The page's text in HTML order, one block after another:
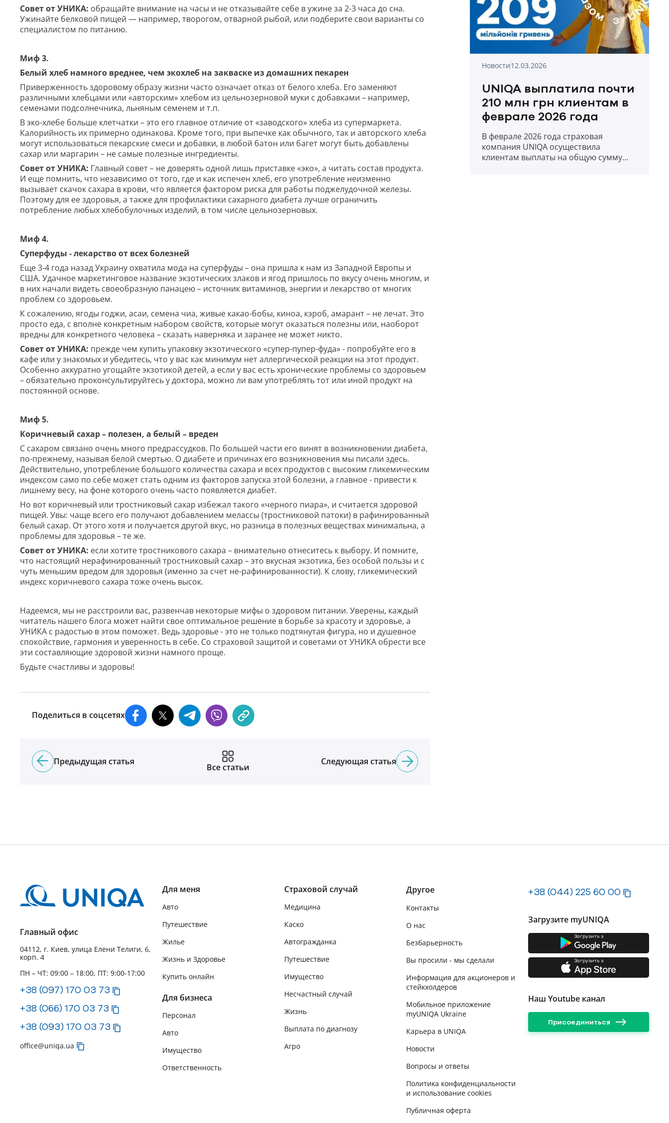
Совет от УНИКА: обращайте внимание на часы и не отказывайте себе в ужине за 2-3 часа до сна.
Ужинайте белковой пищей — например, творогом, отварной рыбой, или подберите свои варианты со
специалистом по питанию.
Миф 3.
Белый хлеб намного вреднее, чем экохлеб на закваске из домашних пекарен
Приверженность здоровому образу жизни часто означает отказ от белого хлеба. Его заменяют
различными хлебцами или «авторским» хлебом из цельнозерновой муки с добавками – например,
семенами подсолнечника, льняным семенем и т.п.
В эко-хлебе больше клетчатки – это его главное отличие от «заводского» хлеба из супермаркета.
Калорийность их примерно одинакова. Кроме того, при выпечке как обычного, так и авторского хлеба
могут использоваться пекарские смеси и добавки, в любой батон или багет могут быть добавлены
сахар или маргарин – не самые полезные ингредиенты.
Совет от УНИКА: Главный совет – не доверять одной лишь приставке «эко», а читать состав продукта.
И еще помнить, что независимо от того, где и как испечен хлеб, его употребление неизменно
вызывает скачок сахара в крови, что является фактором риска для работы поджелудочной железы.
Поэтому для ее здоровья, а также для профилактики сахарного диабета лучше ограничить
потребление любых хлебобулочных изделий, в том числе цельнозерновых.
Миф 4.
Суперфуды - лекарство от всех болезней
Еще 3-4 года назад Украину охватила мода на суперфуды – она пришла к нам из Западной Европы и
США. Удачное маркетинговое название экзотических злаков и ягод пришлось по вкусу очень многим, и
в них начали видеть своеобразную панацею – источник витаминов, энергии и лекарство от многих
проблем со здоровьем.
К сожалению, ягоды годжи, асаи, семена чиа, живые какао-бобы, киноа, кэроб, амарант – не лечат. Это
просто еда, с вполне конкретным набором свойств, которые могут оказаться полезны или, наоборот
вредны для конкретного человека – сказать наверняка и заранее не может никто.
Совет от УНИКА: прежде чем купить упаковку экзотического «супер-пупер-фуда» - попробуйте его в
кафе или у знакомых и убедитесь, что у вас как минимум нет аллергической реакции на этот продукт.
Особенно аккуратно угощайте экзотикой детей, а если у вас есть хронические проблемы со здоровьем
– обязательно проконсультируйтесь у доктора, можно ли вам употреблять тот или иной продукт на
постоянной основе.
Миф 5.
Коричневый сахар – полезен, а белый – вреден
С сахаром связано очень много предрассудков. По большей части его винят в возникновении диабета,
по-прежнему, называя белой смертью. О диабете и причинах его возникновения мы писали здесь.
Действительно, употребление большого количества сахара и всех продуктов с высоким гликемическим
индексом само по себе может стать одним из факторов запуска этой болезни, а главное - привести к
лишнему весу, на фоне которого очень часто появляется диабет.
Но вот коричневый или тростниковый сахар избежал такого «черного пиара», и считается здоровой
пищей. Увы: чаще всего его получают добавлением мелассы (тростниковой патоки) в рафинированный
белый сахар. От этого хотя и получается другой вкус, но разница в полезных веществах минимальна, а
проблемы для здоровья – те же.
Совет от УНИКА: если хотите тростникового сахара – внимательно отнеситесь к выбору. И помните,
что настоящий нерафинированный тростниковый сахар – это вкусная экзотика, без особой пользы и с
чуть меньшим вредом для здоровья (именно за счет не-рафинированности). К слову, гликемический
индекс коричневого сахара тоже очень высок.
Надеемся, мы не расстроили вас, развенчав некоторые мифы о здоровом питании. Уверены, каждый
читатель нашего блога может найти свое оптимальное решение в борьбе за красоту и здоровье, а
УНИКА с радостью в этом поможет. Ведь здоровье - это не только подтянутая фигура, но и душевное
спокойствие, гармония и уверенность в себе. Со страховой защитой и советами от УНИКА обрести все
эти составляющие здоровой жизни намного проще.
Будьте счастливы и здоровы!
Поделиться в соцсетях
Предыдущая статья
Все статьи
Следующая статья
Новости12.03.2026
UNIQA выплатила почти
210 млн грн клиентам в
феврале 2026 года
В феврале 2026 года страховая
компания UNIQA осуществила
клиентам выплаты на общую сумму
Главный офис
04112, г. Киев, улица Елени Телиги, 6,
корп. 4
ПН – ЧТ: 09:00 – 18:00, ПТ: 9:00-17:00
+38 (097) 170 03 73
+38 (066) 170 03 73
+38 (093) 170 03 73
office@uniqa.ua
Для меня
Авто
Путешествие
Жилье
Жизнь и Здоровье
Купить онлайн
Для бизнеса
Персонал
Авто
Имущество
Ответственность
Страховой случай
Медицина
Каско
Автогражданка
Путешествие
Имущество
Несчастный случай
Жизнь
Выплата по диагнозу
Агро
Другое
Контакты
О нас
Безбарьерность
Вы просили - мы сделали
Информация для акционеров и
стейкхолдеров
Мобильное приложение
myUNIQA Ukraine
Карьера в UNIQA
Новости
Вопросы и ответы
Политика конфиденциальности
и использование cookies
Публичная оферта
+38 (044) 225 60 00
Загрузите myUNIQA
Загрузить з
Загрузить з
Наш Youtube канал
Присоединиться